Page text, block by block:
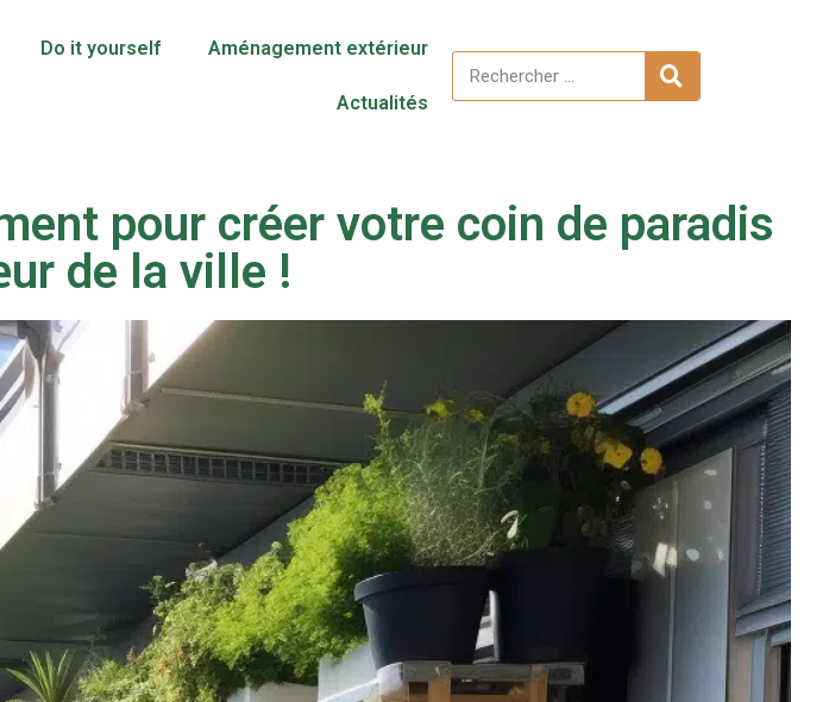
Do it yourself Aménagement extérieur
Actualités
pour créer votre coin de paradis
de la ville !